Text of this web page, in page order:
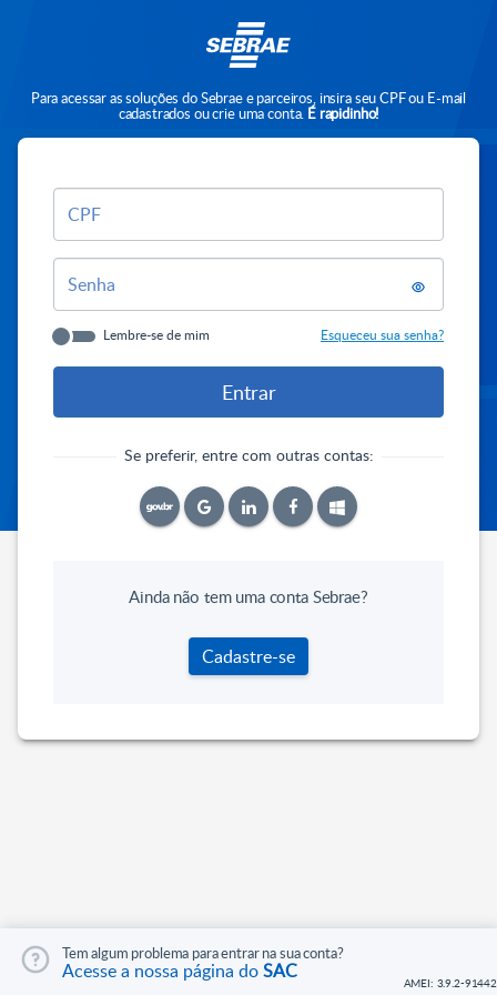
Para acessar as soluções do Sebrae e parceiros, insira seu CPF ou E-mail
cadastrados ou crie uma conta. É rapidinho!
CPF
Senha
Lembre-se de mim Esqueceu sua senha?
Se preferir, entre com outras contas:
Tem algum problema para entrar na sua conta?
Acesse a nossa página doSAC
Ainda não tem uma conta Sebrae?
Cadastre-se
AMEI: 3.9.2-91442